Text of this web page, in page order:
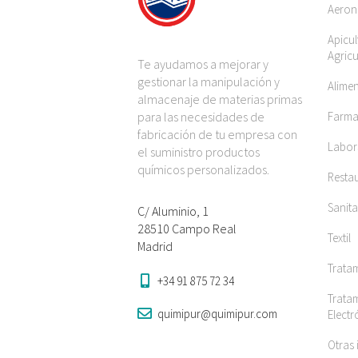
Te ayudamos a mejorar y
gestionar la manipulación y
almacenaje de materias primas
para las necesidades de
fabricación de tu empresa con
el suministro productos
químicos personalizados.
C/ Aluminio, 1
28510 Campo Real
Madrid
+34 91 875 72 34
quimipur@quimipur.com
Textil
Otras